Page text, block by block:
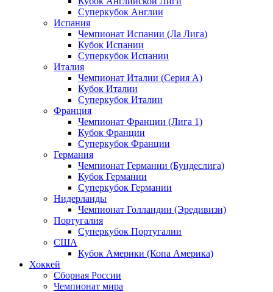
Суперкубок Англии
Испания
Чемпионат Испании (Ла Лига)
Кубок Испании
Суперкубок Испании
Италия
Чемпионат Италии (Серия А)
Кубок Италии
Суперкубок Италии
Франция
Чемпионат Франции (Лига 1)
Кубок Франции
Суперкубок Франции
Германия
Чемпионат Германии (Бундеслига)
Кубок Германии
Суперкубок Германии
Нидерланды
Чемпионат Голландии (Эредивизи)
Португалия
Суперкубок Португалии
США
Кубок Америки (Копа Америка)
Хоккей
Сборная России
Чемпионат мира